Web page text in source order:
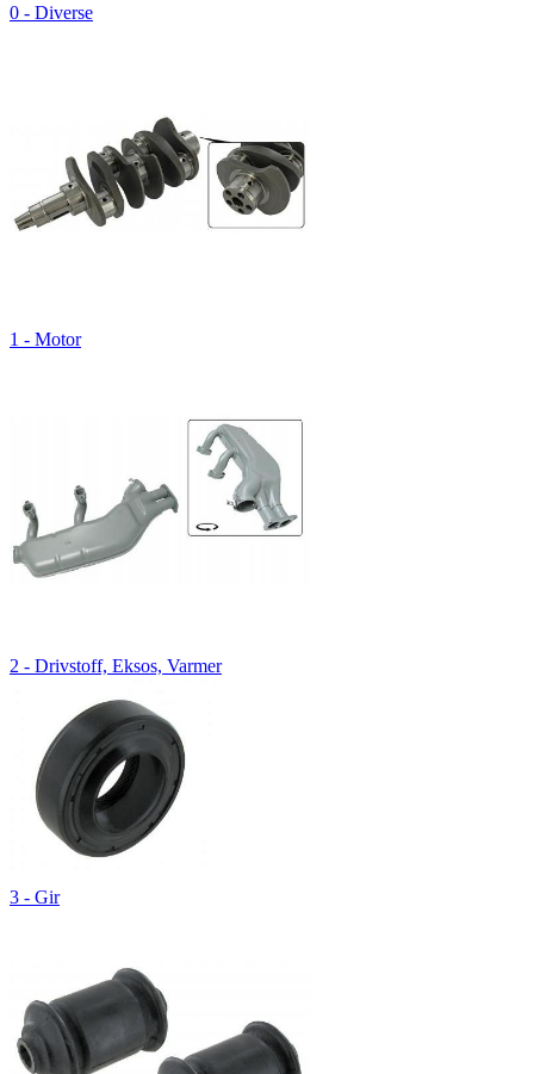
0 - Diverse
1 - Motor
2 - Drivstoff, Eksos, Varmer
3 - Gir